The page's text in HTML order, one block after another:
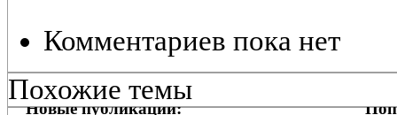
Комментариев пока нет
Похожие темы
Новые публикации: